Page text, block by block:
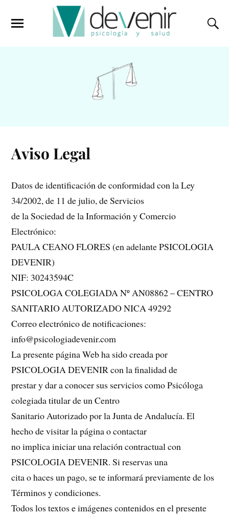
Aviso Legal
Datos de identificación de conformidad con la Ley
34/2002, de 11 de julio, de Servicios
de la Sociedad de la Información y Comercio
Electrónico:
PAULA CEANO FLORES (en adelante PSICOLOGIA
DEVENIR)
NIF: 30243594C
PSICOLOGA COLEGIADA Nº AN08862 – CENTRO
SANITARIO AUTORIZADO NICA 49292
Correo electrónico de notificaciones:
info@psicologiadevenir.com
La presente página Web ha sido creada por
PSICOLOGIA DEVENIR con la finalidad de
prestar y dar a conocer sus servicios como Psicóloga
colegiada titular de un Centro
Sanitario Autorizado por la Junta de Andalucía. El
hecho de visitar la página o contactar
no implica iniciar una relación contractual con
PSICOLOGIA DEVENIR. Si reservas una
cita o haces un pago, se te informará previamente de los
Términos y condiciones.
Todos los textos e imágenes contenidos en el presente